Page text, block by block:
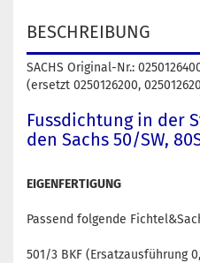
BESCHREIBUNG
SACHS Original-Nr.:
(ersetzt 0250126200,
Fussdichtung in der
den Sachs 50/SW,
EIGENFERTIGUNG
Passend folgende
501/3 BKF (Ersatzausführung